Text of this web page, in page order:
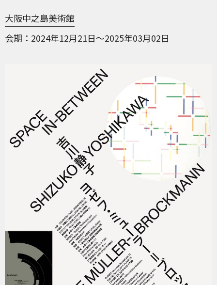
大阪中之島美術館
会期
2024年12月21日～2025年03月02日